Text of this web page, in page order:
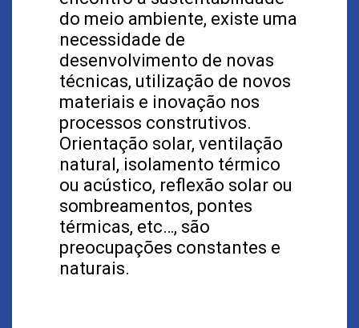
do meio ambiente, existe uma
necessidade de
desenvolvimento de novas
técnicas, utilização de novos
materiais e inovação nos
processos construtivos.
Orientação solar, ventilação
natural, isolamento térmico
ou acústico, reflexão solar ou
sombreamentos, pontes
térmicas, etc…, são
preocupações constantes e
naturais.